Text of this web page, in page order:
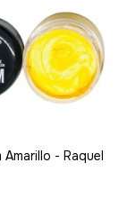
- Raquel